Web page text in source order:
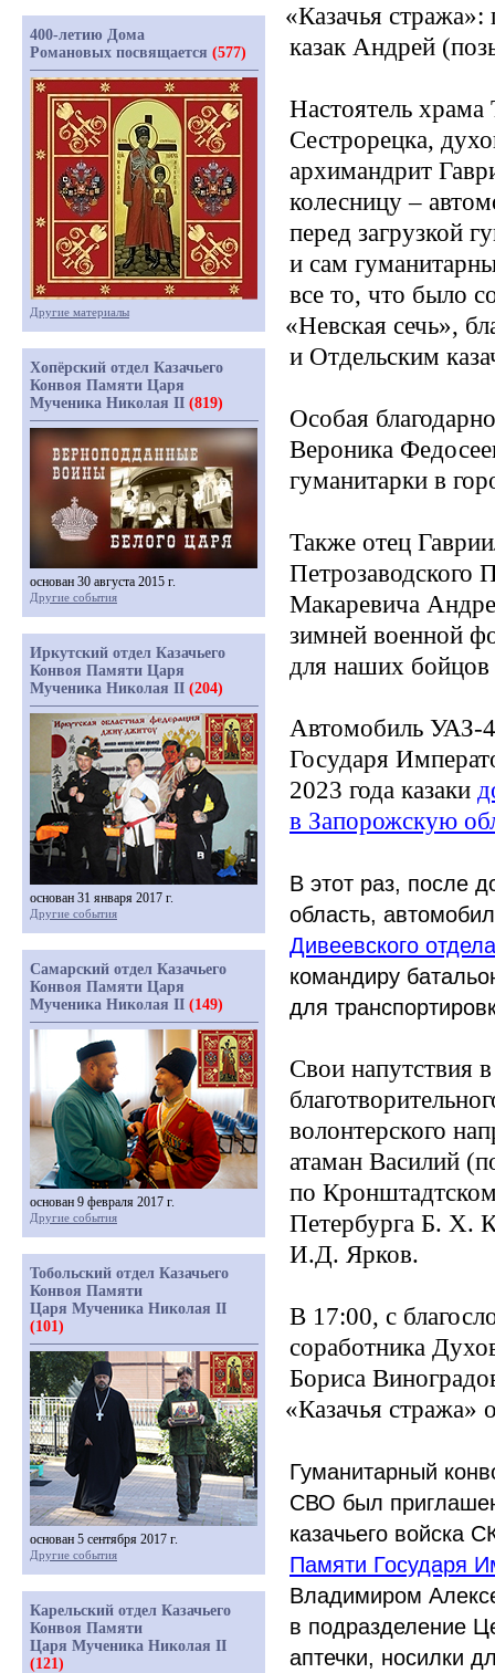
«Казачья стража»:
казак Андрей
Настоятель
Сестрорецка,
архимандрит
колесницу –
перед загрузкой
и сам
все то, что было
«Невская сечь»,
и Отдельским
Особая
Вероника
гуманитарки в
Также отец
Петрозаводского
Макаревича
зимней военной
для наших
Автомобиль УАЗ-
Государя
2023 года казаки
в Запорожскую
В этот раз, после
область,
Дивеевского
командиру
для
Свои напутствия
волонтерского
атаман Василий
по
Петербурга Б. Х.
И.Д. Ярков.
В 17:00, с
соработника
Бориса
«Казачья стража»
Гуманитарный
СВО был
казачьего войска
Памяти Государя
Владимиром
в подразделение
аптечки, носилки
400-летию Дома
Романовых посвящается (577)
Другие материалы
Хопёрский отдел Казачьего
Конвоя Памяти Царя
Мученика Николая II (819)
основан 30 августа 2015 г.
Другие события
Иркутский отдел Казачьего
Конвоя Памяти Царя
Мученика Николая II (204)
основан 31 января 2017 г.
Другие события
Самарский отдел Казачьего
Конвоя Памяти Царя
Мученика Николая II (149)
основан 9 февраля 2017 г.
Другие события
Тобольский отдел Казачьего
Конвоя Памяти
Царя Мученика Николая II
(101)
основан 5 сентября 2017 г.
Другие события
Карельский отдел Казачьего
Конвоя Памяти
Царя Мученика Николая II
(121)